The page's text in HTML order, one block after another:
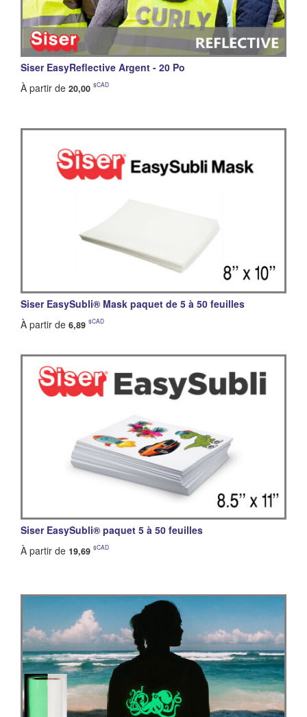
Siser EasyReflective Argent - 20 Po
À partir de 20,00 $CAD
Siser EasySubli® Mask paquet de 5 à 50 feuilles
À partir de 6,89 $CAD
Siser EasySubli® paquet 5 à 50 feuilles
À partir de 19,69 $CAD